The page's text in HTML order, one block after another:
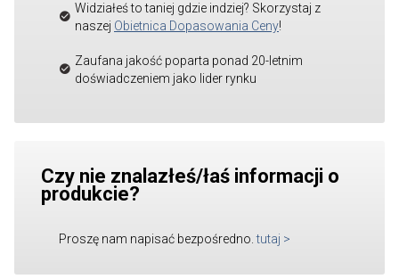
Widziałeś to taniej gdzie indziej? Skorzystaj z
naszej Obietnica Dopasowania Ceny!
Zaufana jakość poparta ponad 20-letnim
doświadczeniem jako lider rynku
Czy nie znalazłeś/łaś informacji o
produkcie?
Proszę nam napisać bezpośredno. tutaj >